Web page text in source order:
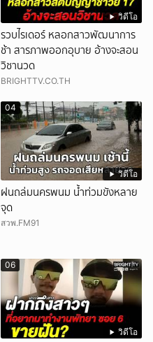
วิดีโอ
รวบไรเดอร์ หลอกสาวพัฒนาการ
ช้า สารภาพออกอุบาย อ้างจะสอน
วิชานวด
BRIGHTTV.CO.TH
วิดีโอ
04
ฝนถล่มนครพนม น้ำท่วมขังหลาย
จุด
สวพ.FM91
วิดีโอ
06